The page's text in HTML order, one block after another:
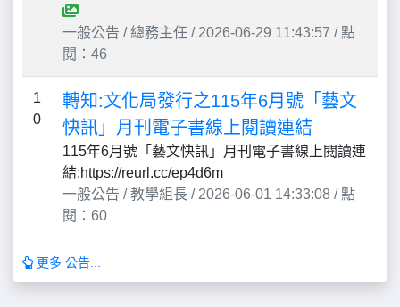
一般公告 / 總務主任 / 2026-06-29 11:43:57 / 點
閱：46
1
0
轉知:文化局發行之115年6月號「藝文
快訊」月刊電子書線上閱讀連結
115年6月號「藝文快訊」月刊電子書線上閱讀連
結:https://reurl.cc/ep4d6m
一般公告 / 教學組長 / 2026-06-01 14:33:08 / 點
閱：60
更多 公告...